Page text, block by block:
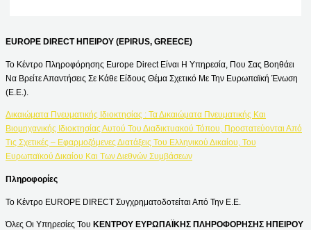
EUROPE DIRECT ΗΠΕΙΡΟΥ (EPIRUS, GREECE)
Το Κέντρο Πληροφόρησης Europe Direct Είναι Η Υπηρεσία, Που Σας Βοηθάει
Να Βρείτε Απαντήσεις Σε Κάθε Είδους Θέμα Σχετικό Με Την Ευρωπαϊκή Ένωση
(Ε.Ε.).
Δικαιώματα Πνευματικής Ιδιοκτησίας : Τα Δικαιώματα Πνευματικής Και
Βιομηχανικής Ιδιοκτησίας Αυτού Του Διαδικτυακού Τόπου, Προστατεύονται Από
Τις Σχετικές – Εφαρμοζόμενες Διατάξεις Του Ελληνικού Δικαίου, Του
Ευρωπαϊκού Δικαίου Και Των Διεθνών Συμβάσεων
Πληροφορίες
Το Κέντρο EUROPE DIRECT Συγχρηματοδοτείται Από Την Ε.Ε.
Όλες Οι Υπηρεσίες Του ΚΕΝΤΡΟΥ ΕΥΡΩΠΑΪΚΗΣ ΠΛΗΡΟΦΟΡΗΣΗΣ ΗΠΕΙΡΟΥ